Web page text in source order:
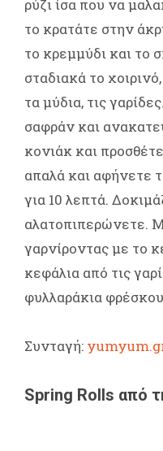
ρύζι ίσα που να
το κρατάτε στην
το κρεμμύδι και το
σταδιακά το
τα μύδια, τις
σαφράν και
κονιάκ και
απαλά και αφήνετε
για 10 λεπτά.
αλατοπιπερώνετε.
γαρνίροντας με το
κεφάλια από τις
φυλλαράκια
Συνταγή:
Spring Rolls από